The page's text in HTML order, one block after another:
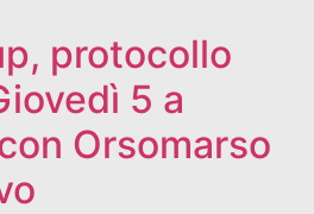
protocollo
5 a
Orsomarso